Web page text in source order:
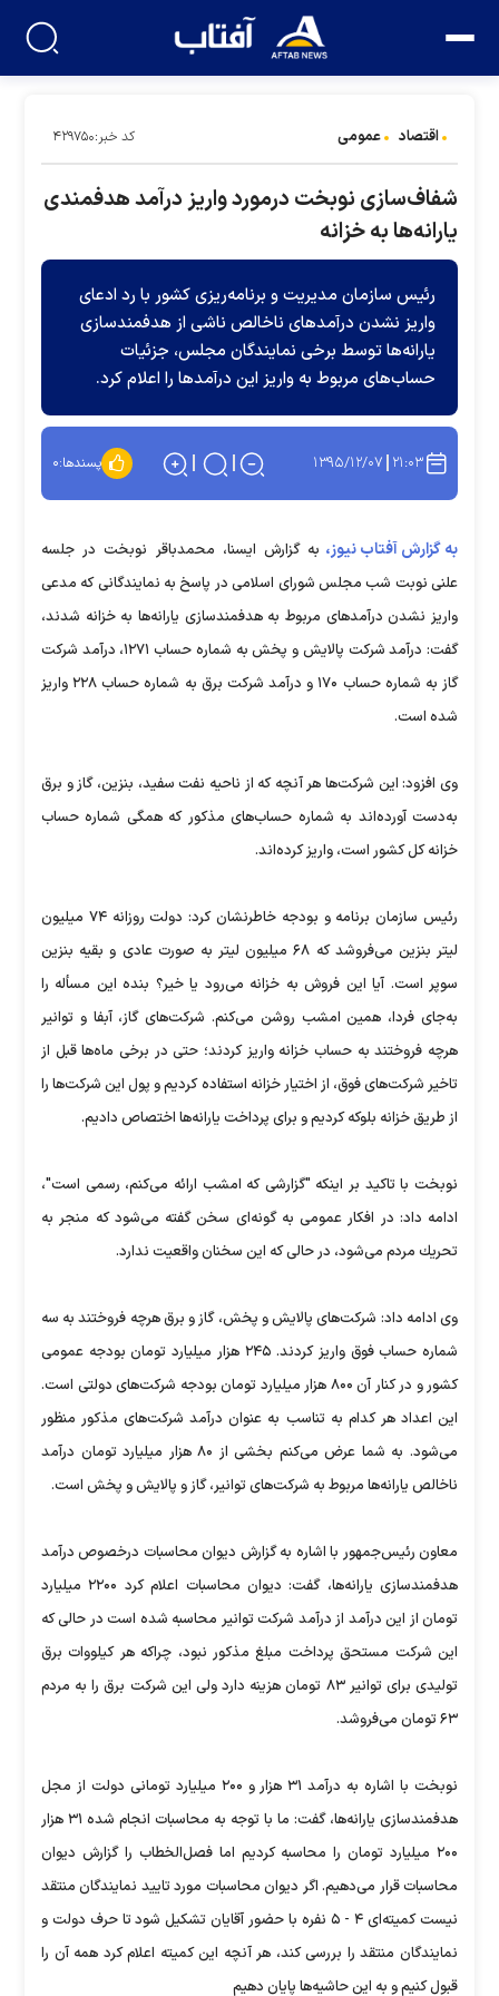
اقتصاد عمومی کد خبر:۴۲۹۷۵۰
شفاف‌سازی نوبخت درمورد واریز درآمد هدفمندی
یارانه‌ها به خزانه
رئیس سازمان مدیریت و برنامه‌ریزی كشور با رد ادعای
واریز نشدن درآمدهای ناخالص ناشی از هدفمندسازی
یارانه‌ها توسط برخی نمایندگان مجلس، جزئیات
حساب‌های مربوط به واریز این درآمدها را اعلام كرد.
۲۱:۰۳ ۱۳۹۵/۱۲/۰۷ پسندها:۰
به گزارش آفتاب نیوز، به گزارش ایسنا، محمدباقر نوبخت در جلسه
علنی نوبت شب مجلس شورای اسلامی در پاسخ به نمایندگانی كه مدعی
واریز نشدن درآمدهای مربوط به هدفمندسازی یارانه‌ها به خزانه شدند،
گفت: درآمد شركت پالایش و پخش به شماره حساب ۱۲۷۱، درآمد شركت
گاز به شماره حساب ۱۷۰ و درآمد شركت برق به شماره حساب ۲۲۸ واریز
شده است.
وی افزود: این شركت‌ها هر آنچه كه از ناحیه نفت سفید، بنزین، گاز و برق
به‌دست آورده‌اند به شماره حساب‌های مذكور كه همگی شماره حساب
خزانه كل كشور است، واریز کرده‌اند.
رئیس سازمان برنامه و بودجه خاطرنشان كرد: دولت روزانه ۷۴ میلیون
لیتر بنزین می‌فروشد كه ۶۸ میلیون لیتر به صورت عادی و بقیه بنزین
سوپر است. آیا این فروش به خزانه می‌رود یا خیر؟ بنده این مسأله را
به‌جای فردا، همین امشب روشن می‌كنم. شركت‌های گاز، آبفا و توانیر
هرچه فروختند به حساب خزانه واریز كردند؛ حتی در برخی ماه‌ها قبل از
تاخیر شركت‌های فوق، از اختیار خزانه استفاده كردیم و پول این شركت‌ها را
از طریق خزانه بلوكه كردیم و برای پرداخت یارانه‌ها اختصاص دادیم.
نوبخت با تاكید بر اینكه "گزارشی که امشب ارائه می‌کنم، رسمی است"،
ادامه داد: در افكار عمومی به گونه‌ای سخن گفته می‌شود كه منجر به
تحریك مردم می‌شود، در حالی كه این سخنان واقعیت ندارد.
وی ادامه داد: شركت‌های پالایش و پخش، گاز و برق هرچه فروختند به سه
شماره حساب فوق واریز كردند. ۲۴۵ هزار میلیارد تومان بودجه عمومی
كشور و در كنار آن ۸۰۰ هزار میلیارد تومان بودجه شركت‌های دولتی است.
این اعداد هر كدام به تناسب به عنوان درآمد شركت‌های مذكور منظور
می‌شود. به شما عرض می‌كنم بخشی از ۸۰ هزار میلیارد تومان درآمد
ناخالص یارانه‌ها مربوط به شركت‌های توانیر، گاز و پالایش و پخش است.
معاون رئیس‌جمهور با اشاره به گزارش دیوان محاسبات درخصوص درآمد
هدفمندسازی یارانه‌ها، گفت: دیوان محاسبات اعلام كرد ۲۲۰۰ میلیارد
تومان از این درآمد از درآمد شركت توانیر محاسبه شده است در حالی كه
این شركت مستحق پرداخت مبلغ مذكور نبود، چراكه هر كیلووات برق
تولیدی برای توانیر ۸۳ تومان هزینه دارد ولی این شركت برق را به مردم
۶۳ تومان می‌فروشد.
نوبخت با اشاره به درآمد ۳۱ هزار و ۲۰۰ میلیارد تومانی دولت از مجل
هدفمندسازی یارانه‌ها، گفت: ما با توجه به محاسبات انجام شده ۳۱ هزار
۲۰۰ میلیارد تومان را محاسبه كردیم اما فصل‌الخطاب را گزارش دیوان
محاسبات قرار می‌دهیم. اگر دیوان محاسبات مورد تایید نمایندگان منتقد
نیست كمیته‌ای ۴ - ۵ نفره با حضور آقایان تشكیل شود تا حرف دولت و
نمایندگان منتقد را بررسی كند، هر آنچه این كمیته اعلام كرد همه آن را
قبول كنیم و به این حاشیه‌ها پایان دهیم